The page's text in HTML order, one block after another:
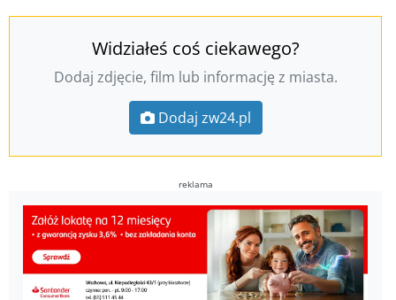
Widziałeś coś ciekawego?
Dodaj zdjęcie, film lub informację z miasta.
Dodaj zw24.pl
reklama